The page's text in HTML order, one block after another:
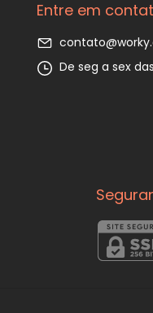
Entre em
De seg a sex